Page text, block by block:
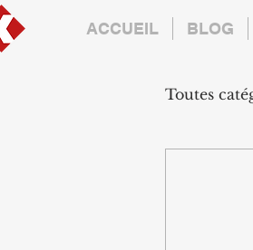
ACCUEIL BLOG
Toutes